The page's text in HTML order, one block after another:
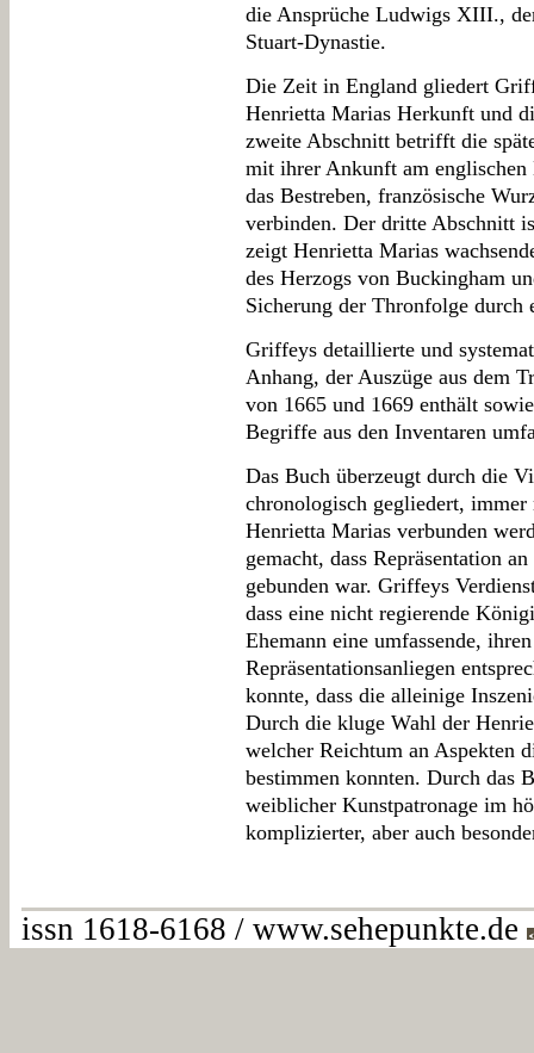
die Ansprüche Ludwigs XIII.,
Stuart-Dynastie.
Die Zeit in England gliedert
Henrietta Marias Herkunft und
zweite Abschnitt betrifft die
mit ihrer Ankunft am
das Bestreben, französische
verbinden. Der dritte Abschnitt
zeigt Henrietta Marias
des Herzogs von Buckingham
Sicherung der Thronfolge durch
Griffeys detaillierte und
Anhang, der Auszüge aus dem
von 1665 und 1669 enthält
Begriffe aus den Inventaren
Das Buch überzeugt durch die
chronologisch gegliedert,
Henrietta Marias verbunden
gemacht, dass Repräsentation
gebunden war. Griffeys
dass eine nicht regierende
Ehemann eine umfassende,
Repräsentationsanliegen
konnte, dass die alleinige
Durch die kluge Wahl der
welcher Reichtum an Aspekten
bestimmen konnten. Durch das
weiblicher Kunstpatronage im
komplizierter, aber auch
issn 1618-6168 / www.sehepunkte.de